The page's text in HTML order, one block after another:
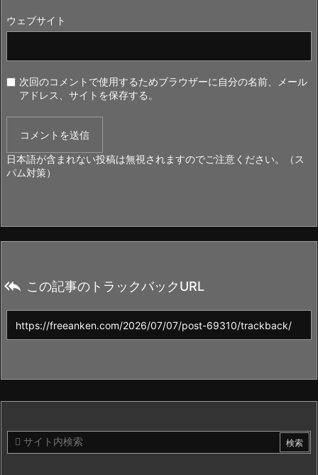
ウェブサイト
次回のコメントで使用するためブラウザーに自分の名前、メール
アドレス、サイトを保存する。
日本語が含まれない投稿は無視されますのでご注意ください。（ス
パム対策）
 この記事のトラックバックURL